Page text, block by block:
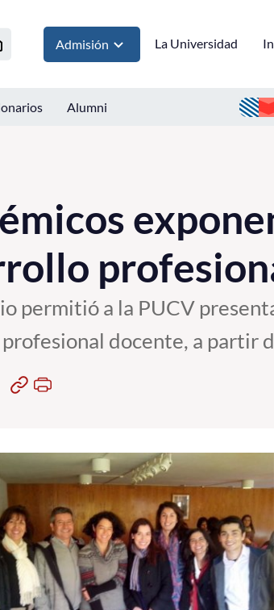
Admisión La Universidad
Alumni
permitió a la PUCV
docente, a partir